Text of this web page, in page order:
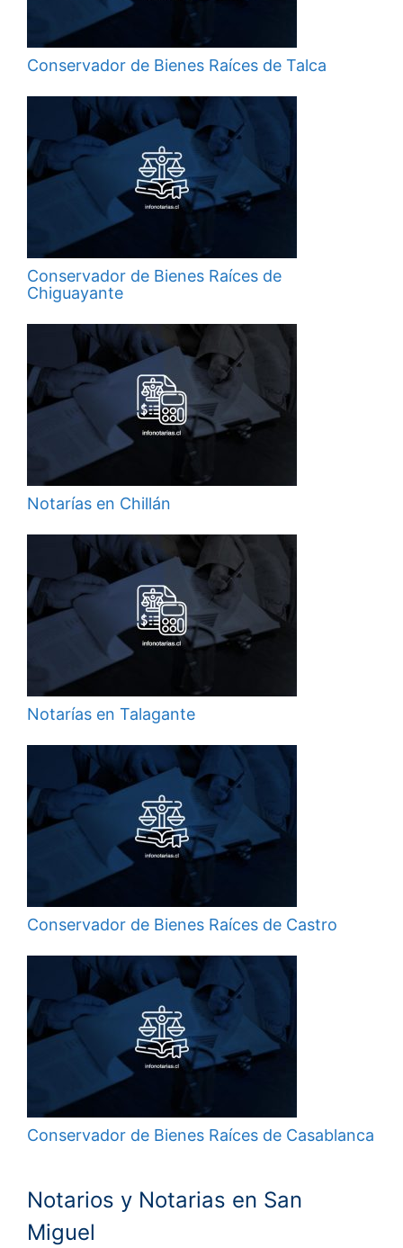
Conservador de Bienes Raíces de Talca
Conservador de Bienes Raíces de
Chiguayante
Notarías en Chillán
Notarías en Talagante
Conservador de Bienes Raíces de Castro
Conservador de Bienes Raíces de Casablanca
Notarios y Notarias en San
Miguel